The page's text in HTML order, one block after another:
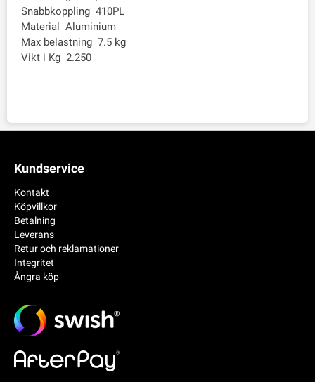
Snabbkoppling 410PL
Material Aluminium
Max belastning 7.5 kg
Vikt i Kg 2.250
Kundservice
Kontakt
Köpvillkor
Betalning
Leverans
Retur och reklamationer
Integritet
Ångra köp